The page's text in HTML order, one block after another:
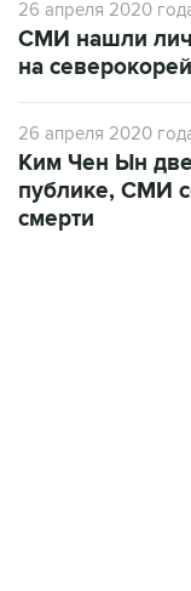
26 апреля 2020
СМИ нашли
на
26 апреля 2020
Ким Чен Ын
публике, СМИ
смерти